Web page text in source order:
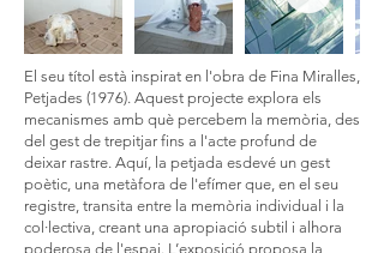
El seu títol està inspirat en l'obra de Fina Miralles,
Petjades (1976). Aquest projecte explora els
mecanismes amb què percebem la memòria, des
del gest de trepitjar fins a l'acte profund de
deixar rastre. Aquí, la petjada esdevé un gest
poètic, una metàfora de l'efímer que, en el seu
registre, transita entre la memòria individual i la
col·lectiva, creant una apropiació subtil i alhora
poderosa de l'espai. L’exposició proposa la